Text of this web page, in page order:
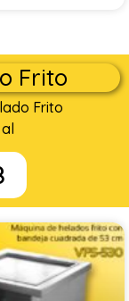
Frito
Frito